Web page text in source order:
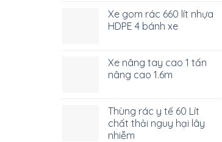
Xe gom rác 660 lít nhựa
HDPE 4 bánh xe
Xe nâng tay cao 1 tấn
nâng cao 1.6m
Thùng rác y tế 60 Lít
chất thải nguy hại lây
nhiễm